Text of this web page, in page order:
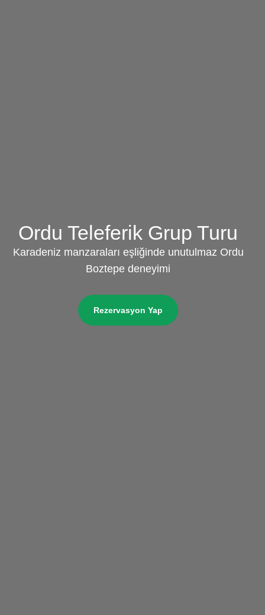
Ordu Teleferik Grup Turu
Karadeniz manzaraları eşliğinde unutulmaz Ordu
Boztepe deneyimi
Rezervasyon Yap